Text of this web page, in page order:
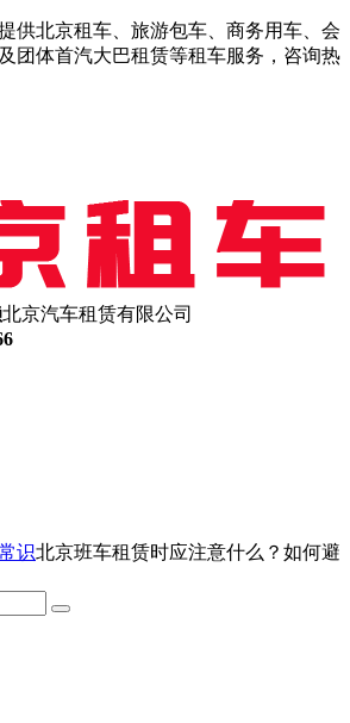
供北京租车、旅游包车、商务用车、会
团体首汽大巴租赁等租车服务，咨询热
北京汽车租赁有限公司
识北京班车租赁时应注意什么？如何避